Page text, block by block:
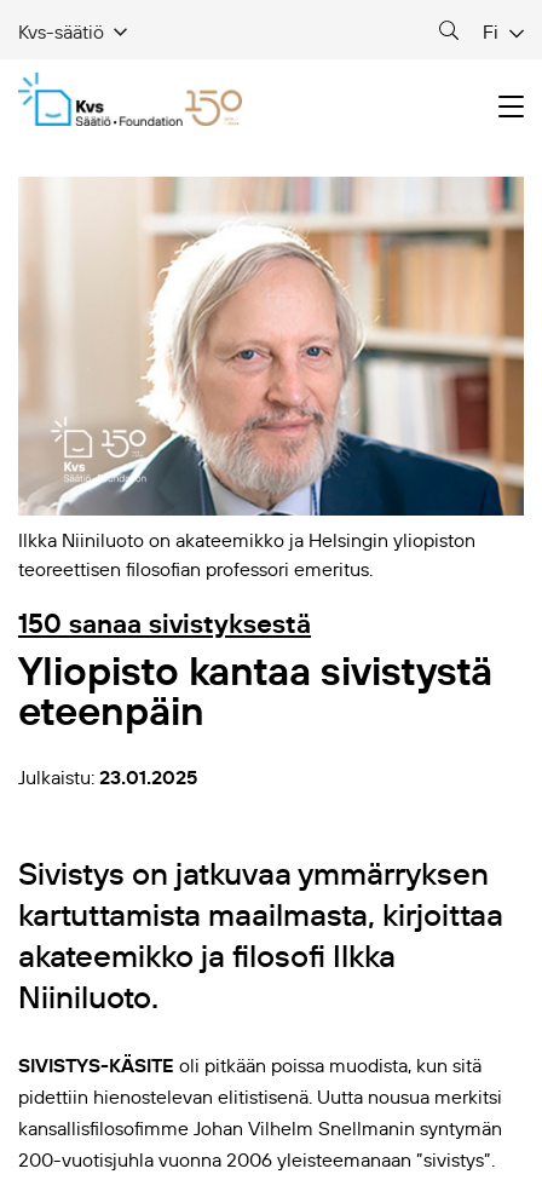
Kvs-säätiö Fi
Ilkka Niiniluoto on akateemikko ja Helsingin yliopiston
teoreettisen filosofian professori emeritus.
150 sanaa sivistyksestä
Yliopisto kantaa sivistystä
eteenpäin
Julkaistu: 23.01.2025
Sivistys on jatkuvaa ymmärryksen
kartuttamista maailmasta, kirjoittaa
akateemikko ja filosofi Ilkka
Niiniluoto.
SIVISTYS-KÄSITE oli pitkään poissa muodista, kun sitä
pidettiin hienostelevan elitistisenä. Uutta nousua merkitsi
kansallisfilosofimme Johan Vilhelm Snellmanin syntymän
200-vuotisjuhla vuonna 2006 yleisteemanaan ”sivistys”.